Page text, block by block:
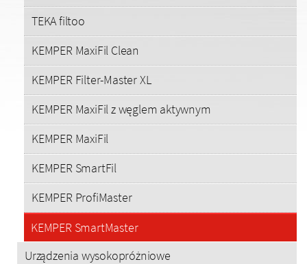
TEKA filtoo
KEMPER MaxiFil Clean
KEMPER Filter-Master XL
KEMPER MaxiFil z węglem aktywnym
KEMPER MaxiFil
KEMPER SmartFil
KEMPER ProfiMaster
KEMPER SmartMaster
Urządzenia wysokopróżniowe